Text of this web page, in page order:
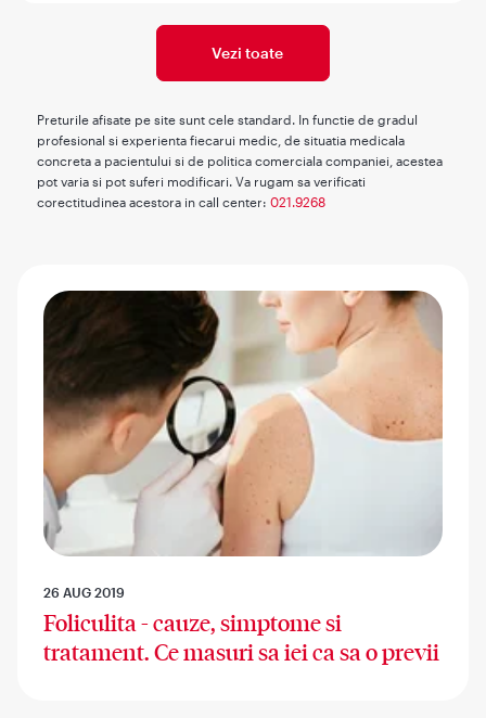
Vezi toate
Preturile afisate pe site sunt cele standard. In functie de gradul
profesional si experienta fiecarui medic, de situatia medicala
concreta a pacientului si de politica comerciala companiei, acestea
pot varia si pot suferi modificari. Va rugam sa verificati
corectitudinea acestora in call center: 021.9268
26 AUG 2019
Foliculita - cauze, simptome si
tratament. Ce masuri sa iei ca sa o previi